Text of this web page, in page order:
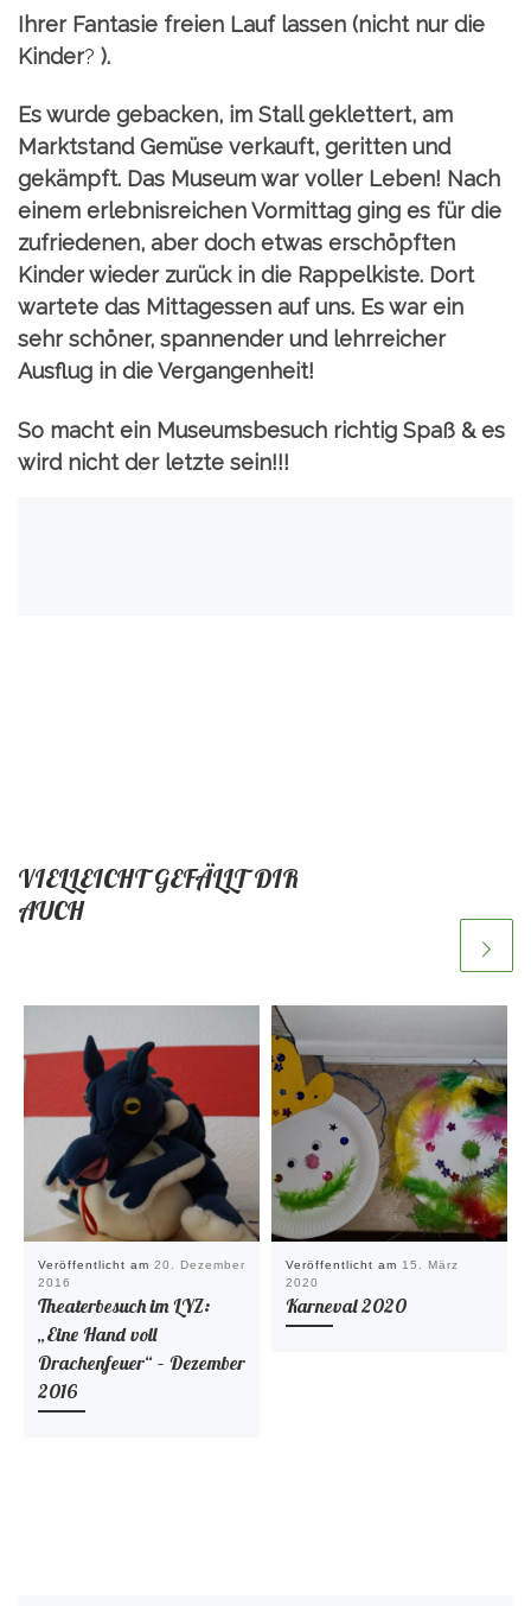
Ihrer Fantasie freien Lauf lassen (nicht nur die
Kinder? ).
Es wurde gebacken, im Stall geklettert, am
Marktstand Gemüse verkauft, geritten und
gekämpft. Das Museum war voller Leben! Nach
einem erlebnisreichen Vormittag ging es für die
zufriedenen, aber doch etwas erschöpften
Kinder wieder zurück in die Rappelkiste. Dort
wartete das Mittagessen auf uns. Es war ein
sehr schöner, spannender und lehrreicher
Ausflug in die Vergangenheit!
So macht ein Museumsbesuch richtig Spaß & es
wird nicht der letzte sein!!!
VIELLEICHT GEFÄLLT DIR
AUCH
Veröffentlicht am 20. Dezember
2016
Theaterbesuch im LYZ:
„Eine Hand voll
Drachenfeuer“ – Dezember
2016
Veröffentlicht am 15. März
2020
Karneval 2020